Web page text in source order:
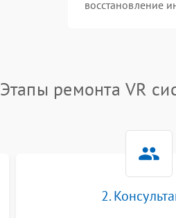
восстановление
Этапы ремонта VR
2.